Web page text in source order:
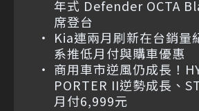
年式 Defender OCTA
席登台
Kia連兩月刷新在台銷量
系推低月付與購車優惠
商用車市逆風仍成長！
PORTER II逆勢成長、
月付6,999元